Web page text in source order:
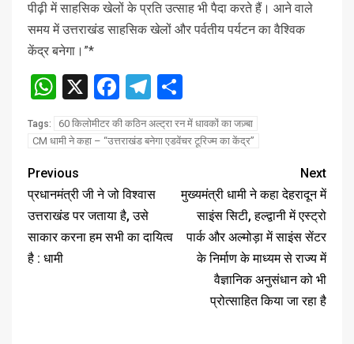
पीढ़ी में साहसिक खेलों के प्रति उत्साह भी पैदा करते हैं। आने वाले
समय में उत्तराखंड साहसिक खेलों और पर्वतीय पर्यटन का वैश्विक
केंद्र बनेगा।”*
WhatsApp
X Facebook
Telegram
Tags:
60 किलोमीटर की कठिन अल्ट्रा रन में धावकों का जज़्बा
CM धामी ने कहा – “उत्तराखंड बनेगा एडवेंचर टूरिज्म का केंद्र”
Previous
प्रधानमंत्री जी ने जो विश्वास
उत्तराखंड पर जताया है, उसे
साकार करना हम सभी का दायित्व
है : धामी
Next
मुख्यमंत्री धामी ने कहा देहरादून में
साइंस सिटी, हल्द्वानी में एस्ट्रो
पार्क और अल्मोड़ा में साइंस सेंटर
के निर्माण के माध्यम से राज्य में
वैज्ञानिक अनुसंधान को भी
प्रोत्साहित किया जा रहा है